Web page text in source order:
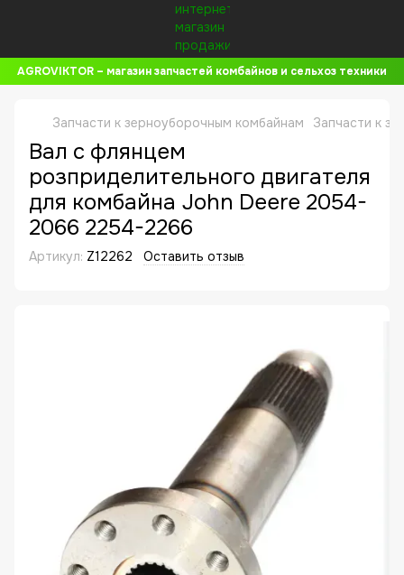
AGROVIKTOR – магазин запчастей комбайнов и сельхоз техники
Запчасти к зерноуборочным комбайнам Запчасти к
Вал с флянцем
розприделительного двигателя
для комбайна John Deere 2054-
2066 2254-2266
Артикул: Z12262 Оставить отзыв